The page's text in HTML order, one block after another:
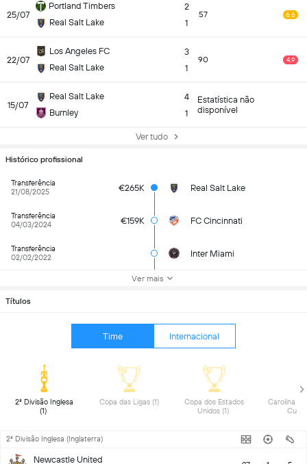
25/07
Portland Timbers
Real Salt Lake
2
1
57 6.6
22/07
Los Angeles FC
Real Salt Lake
3
1
90 4.9
15/07
Real Salt Lake
Burnley
4
1
Estatística não
disponível
Ver tudo
Histórico profissional
Transferência
21/08/2025
€265K Real Salt Lake
Transferência
04/03/2024
€159K FC Cincinnati
Transferência
02/02/2022
Inter Miami
Ver mais
Títulos
Time Internacional
2ª Divisão Inglesa
Copa dos Estados
Carolina
2ª Divisão Inglesa (Inglaterra)
Newcastle United